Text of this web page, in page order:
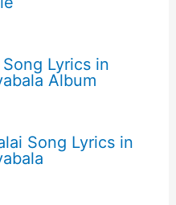
Lyrics in
Album
Song Lyrics in